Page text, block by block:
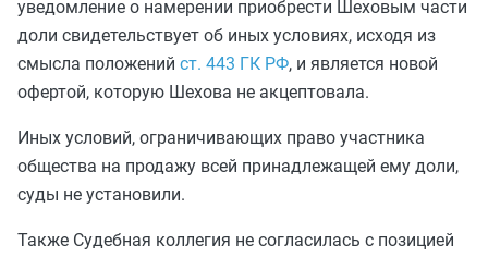
уведомление о намерении приобрести Шеховым части
доли свидетельствует об иных условиях, исходя из
смысла положений ст. 443 ГК РФ, и является новой
офертой, которую Шехова не акцептовала.
Иных условий, ограничивающих право участника
общества на продажу всей принадлежащей ему доли,
суды не установили.
Также Судебная коллегия не согласилась с позицией